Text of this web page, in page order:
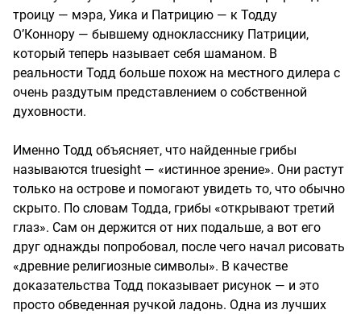
троицу — мэра, Уика и Патрицию — к Тодду
О’Коннору — бывшему однокласснику Патриции,
который теперь называет себя шаманом. В
реальности Тодд больше похож на местного дилера с
очень раздутым представлением о собственной
духовности.
Именно Тодд объясняет, что найденные грибы
называются truesight — «истинное зрение». Они растут
только на острове и помогают увидеть то, что обычно
скрыто. По словам Тодда, грибы «открывают третий
глаз». Сам он держится от них подальше, а вот его
друг однажды попробовал, после чего начал рисовать
«древние религиозные символы». В качестве
доказательства Тодд показывает рисунок — и это
просто обведенная ручкой ладонь. Одна из лучших